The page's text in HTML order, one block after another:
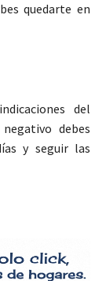
quedarte en
del
debes
y seguir las